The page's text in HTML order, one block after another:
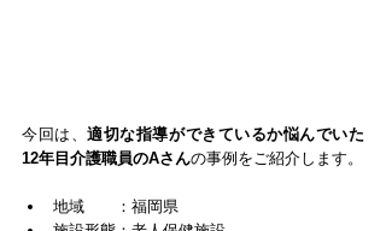
今回は、適切な指導ができているか悩んでいた
12年目介護職員のAさんの事例をご紹介します。
地域　　：福岡県